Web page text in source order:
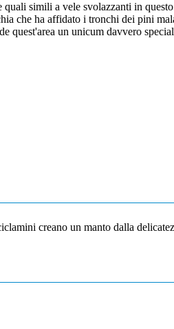
quali simili a vele svolazzanti in
che ha affidato i tronchi dei pini
quest'area un unicum davvero
creano un manto dalla